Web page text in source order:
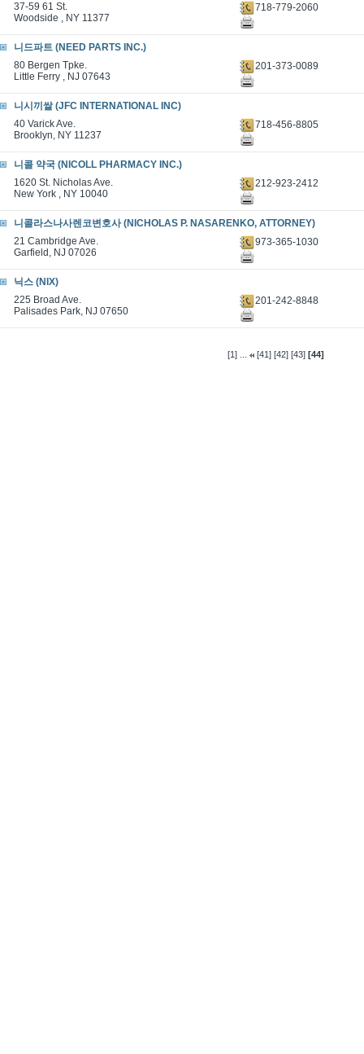
37-59 61 St.
Woodside , NY 11377
718-779-2060
니드파트 (NEED PARTS INC.)
80 Bergen Tpke.
Little Ferry , NJ 07643
201-373-0089
니시끼쌀 (JFC INTERNATIONAL INC)
40 Varick Ave.
Brooklyn, NY 11237
718-456-8805
니콜 약국 (NICOLL PHARMACY INC.)
1620 St. Nicholas Ave.
New York , NY 10040
212-923-2412
니콜라스나사렌코변호사 (NICHOLAS P. NASARENKO, ATTORNEY)
21 Cambridge Ave.
Garfield, NJ 07026
973-365-1030
닉스 (NIX)
225 Broad Ave.
Palisades Park, NJ 07650
201-242-8848
[1]... [41] [42] [43] [44]